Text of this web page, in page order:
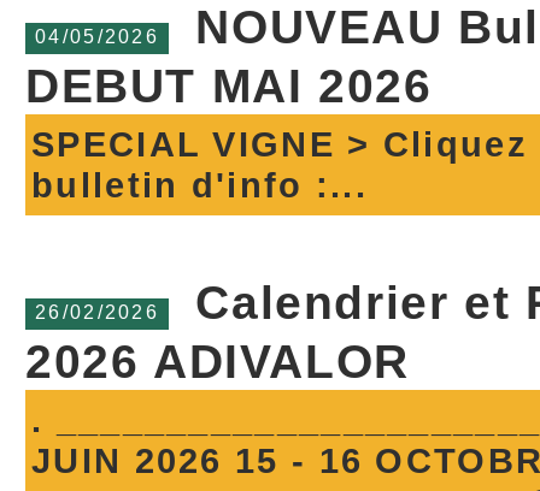
04/05/2026
NOUVEAU
DEBUT MAI 2026
SPECIAL VIGNE >
bulletin d'info :...
26/02/2026
Calendrier et
2026 ADIVALOR
.
JUIN 2026 15 - 16